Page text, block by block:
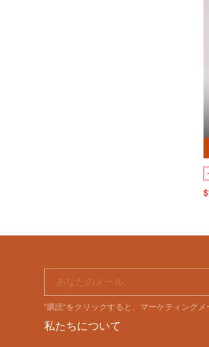
あなたのメール
"購読"をクリックすると、マーケティング
私たちについて